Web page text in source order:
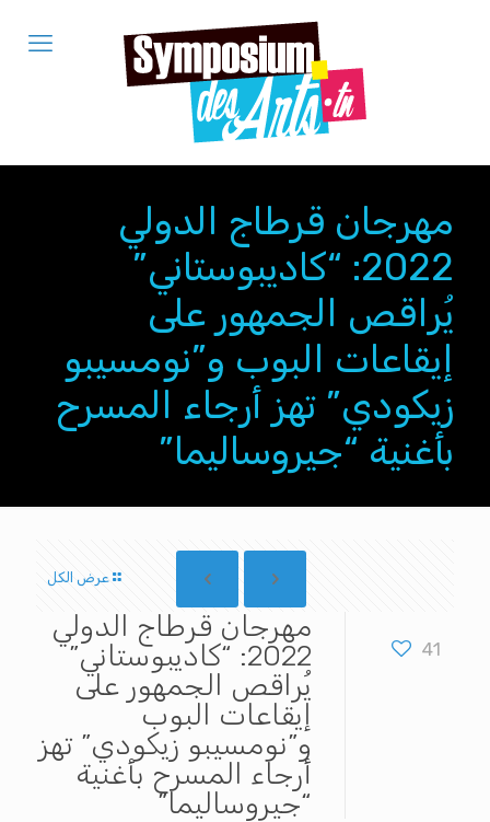
مهرجان قرطاج الدولي
2022: “كاديبوستاني”
يُراقص الجمهور على
إيقاعات البوب و”نومسيبو
زيكودي” تهز أرجاء المسرح
بأغنية “جيروساليما”
عرض الكل
41
مهرجان قرطاج الدولي
2022: “كاديبوستاني”
يُراقص الجمهور على
إيقاعات البوب
و”نومسيبو زيكودي” تهز
أرجاء المسرح بأغنية
“جيروساليما”